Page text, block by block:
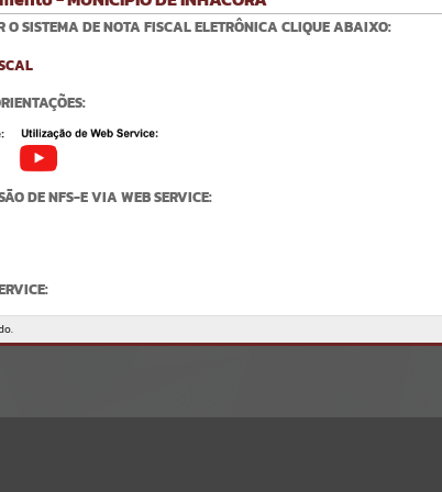
O SISTEMA DE NOTA FISCAL ELETRÔNICA CLIQUE ABAIXO:
DE NFS-E VIA WEB SERVICE:
?pg=rest&service=WNERestServiceNFSe
CÓDIGO DA MENSAGEM:EST-000040
https://inhacora.atende.net/cidadao/pagina/static/bundle/wpo_index
_2_base_l2_portal_editores_sync_f15d4117a34dd2a38adddbc4ffd729
b9.js?v=891a43bc:47
Verificar Mais Detalhes